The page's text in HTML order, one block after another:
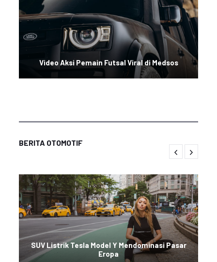
Video Aksi Pemain Futsal Viral di Medsos
BERITA OTOMOTIF
SUV Listrik Tesla Model Y Mendominasi Pasar
Eropa